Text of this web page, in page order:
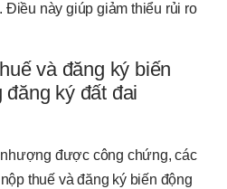
này giúp giảm thiểu rủi ro
và đăng ký biến
đăng ký đất đai
được công chứng, các
thuế và đăng ký biến động